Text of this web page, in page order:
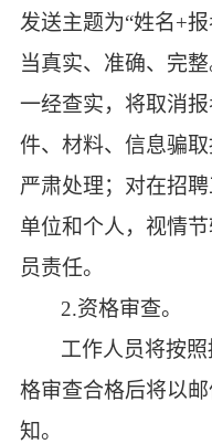
发送主题为“姓名+
当真实、准确、完
一经查实，将取消
件、材料、信息骗
严肃处理；对在招
单位和个人，视情
员责任。
2.资格审查。
工作人员将按
格审查合格后将以
知。